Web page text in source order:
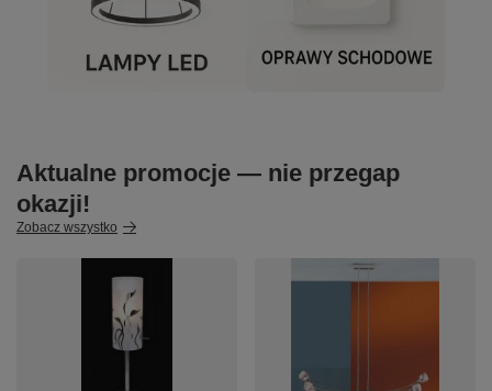
Aktualne promocje — nie przegap
okazji!
Zobacz wszystko